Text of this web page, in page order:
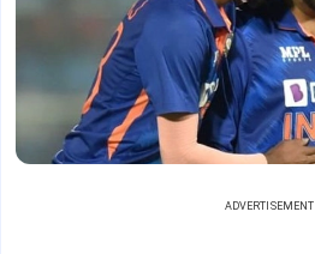
ADVERTISEMENT